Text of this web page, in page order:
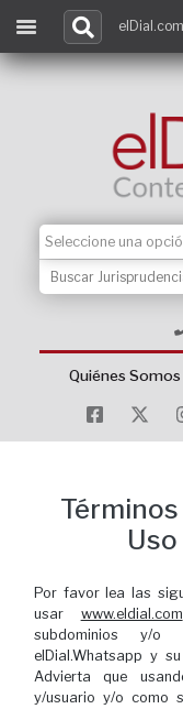
elDial.com
Quiénes Somos
Por favor lea las
usar www.eldial.com
subdominios y/o
elDial.Whatsapp y
Advierta que
y/usuario y/o como